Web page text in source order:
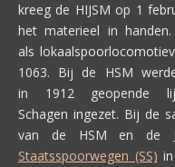
kreeg de HIJSM op 1
het materieel in
als
1063. Bij de HSM
in 1912 geopende
Schagen ingezet. Bij de
van de HSM en de
Staatsspoorwegen (SS)